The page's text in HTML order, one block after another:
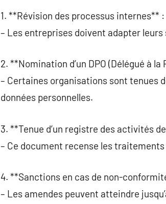
1. **Révision des processus internes** :
– Les entreprises doivent adapter
2. **Nomination d’un DPO (Délégué à
– Certaines organisations sont tenues
données personnelles.
3. **Tenue d’un registre des activités
– Ce document recense les
4. **Sanctions en cas de non-
– Les amendes peuvent atteindre